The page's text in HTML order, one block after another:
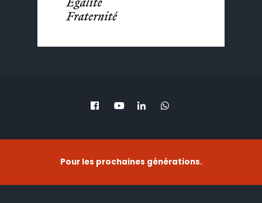
Pour les prochaines générations.